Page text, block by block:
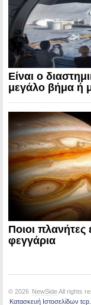
Είναι ο
μεγάλο βήμα ή
Ποιοι
φεγγάρια
© 2026 NewSideAll rights
Κατασκευή Ιστοσελίδων